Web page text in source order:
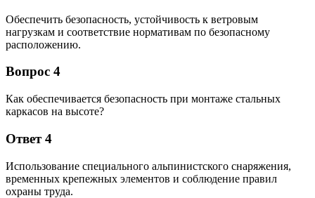
Обеспечить безопасность, устойчивость к ветровым
нагрузкам и соответствие нормативам по безопасному
расположению.
Вопрос 4
Как обеспечивается безопасность при монтаже стальных
каркасов на высоте?
Ответ 4
Использование специального альпинистского снаряжения,
временных крепежных элементов и соблюдение правил
охраны труда.